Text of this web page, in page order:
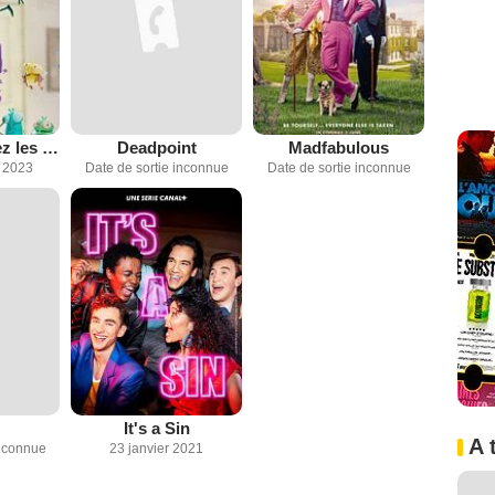
Bienvenue chez les Mouche Deadpoint
Date de sortie inconnue
Madfabulous
Date de sortie inconnue
It's a Sin
23 janvier 2021 A